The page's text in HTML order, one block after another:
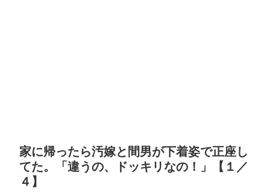
家に帰ったら汚嫁と間男が下着姿で正座し
てた。「違うの、ドッキリなの！」【１／
４】